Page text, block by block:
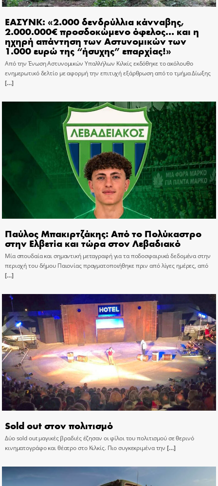
ΕΑΣΥΝΚ: «2.000 δενδρύλλια κάνναβης,
2.000.000€ προσδοκώμενο όφελος… και η
ηχηρή απάντηση των Αστυνομικών των
1.000 ευρώ της “ήσυχης” επαρχίας!»
Από την Ένωση Αστυνομικών Υπαλλήλων Κιλκίς εκδόθηκε το ακόλουθο
ενημερωτικό δελτίο με αφορμή την επιτυχή εξάρθρωση από το τμήμα Δίωξης
[…]
Παύλος Μπακιρτζάκης: Από το Πολύκαστρο
στην Ελβετία και τώρα στον Λεβαδιακό
Μία σπουδαία και σημαντική μεταγραφή για τα ποδοσφαιρικά δεδομένα στην
περιοχή του δήμου Παιονίας πραγματοποιήθηκε πριν από λίγες ημέρες, από
[…]
Sold out στον πολιτισμό
Δύο sold out μαγικές βραδιές έζησαν οι φίλοι του πολιτισμού σε θερινό
κινηματογράφο και θέατρο στο Κιλκίς. Πιο συγκεκριμένα την […]